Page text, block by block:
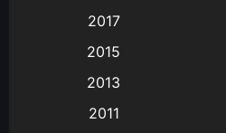
Animation แอนิเมชัน
(9)
2017
2015
2013
2011